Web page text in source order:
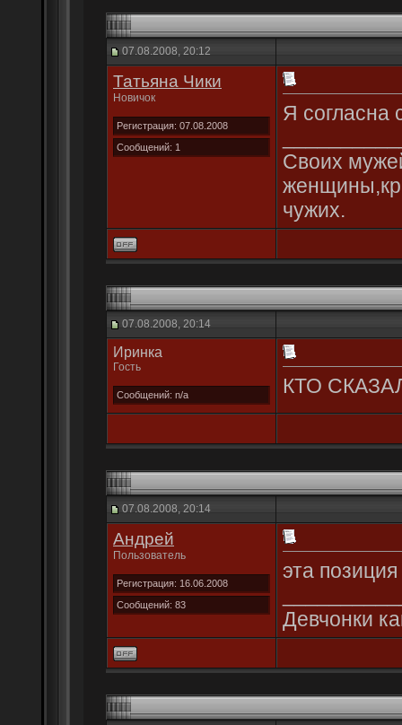
07.08.2008, 20:12
Татьяна Чики
Новичок
Регистрация: 07.08.2008
Сообщений: 1
Я согласна
Своих
чужих.
07.08.2008, 20:14
Иринка
Гость
Сообщений: n/a КТО
07.08.2008, 20:14
Андрей
Пользователь
Регистрация: 16.06.2008
Сообщений: 83
эта
Девчонки